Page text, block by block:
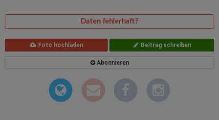
Daten fehlerhaft?
Foto hochladen Beitrag schreiben
Abonnieren
o
n